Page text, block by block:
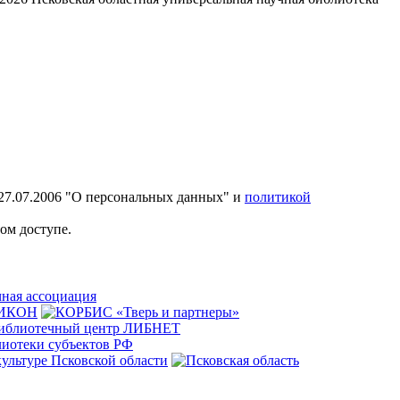
"О персональных данных" и политикой
доступе.